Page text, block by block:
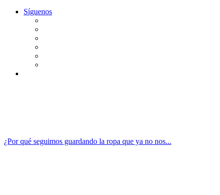
Síguenos
¿Por qué seguimos guardando la ropa que ya no nos...